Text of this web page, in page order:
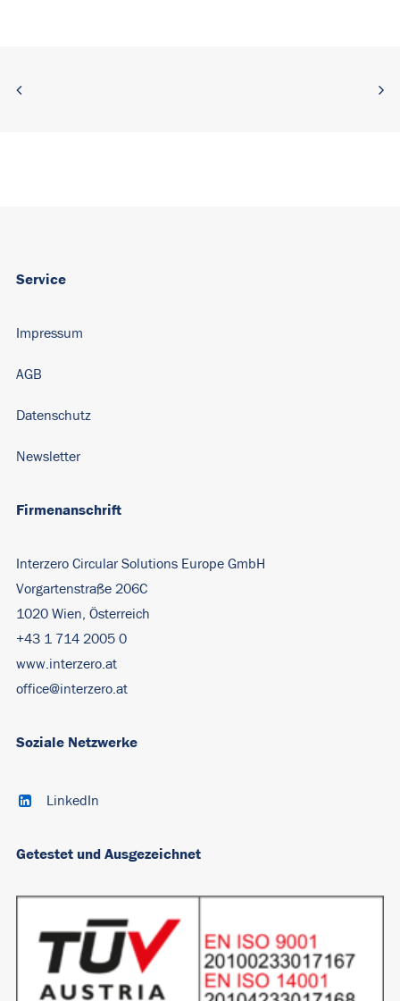
Firmenanschrift
Interzero Circular Solutions Europe GmbH
Vorgartenstraße 206C
1020 Wien, Österreich
+43 1 714 2005 0
www.interzero.at
office@interzero.at
Service
Impressum
AGB
Datenschutz
Newsletter
Soziale Netzwerke
LinkedIn
Getestet und Ausgezeichnet